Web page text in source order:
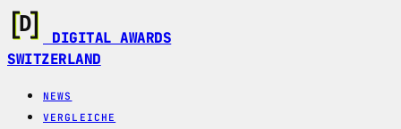
DIGITAL AWARDS
SWITZERLAND
NEWS
VERGLEICHE